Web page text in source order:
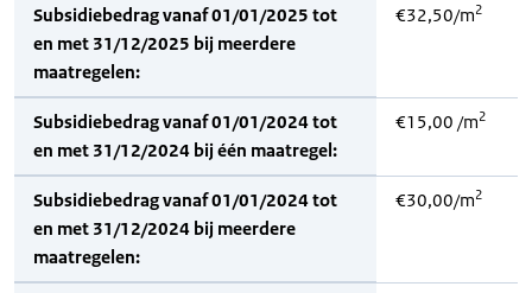
Subsidiebedrag vanaf 01/01/2025 tot
en met 31/12/2025 bij meerdere
maatregelen:
€32,50/m2
Subsidiebedrag vanaf 01/01/2024 tot
en met 31/12/2024 bij één maatregel:
€15,00 /m2
Subsidiebedrag vanaf 01/01/2024 tot
en met 31/12/2024 bij meerdere
maatregelen:
€30,00/m2